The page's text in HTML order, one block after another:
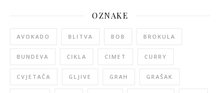
OZNAKE
AVOKADO BLITVA BOB BROKULA
BUNDEVA CIKLA CIMET CURRY
CVJETAČA GLJIVE GRAH GRAŠAK